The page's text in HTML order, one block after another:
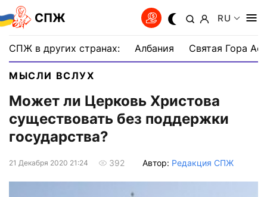
СПЖ RU
СПЖ в других странах: Албания Святая Гора
МЫСЛИ ВСЛУХ
Может ли Церковь Христова
существовать без поддержки
государства?
21 Декабря 2020 21:24 392 Автор: Редакция СПЖ